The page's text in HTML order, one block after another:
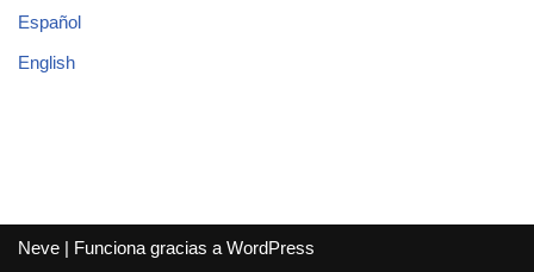
Español
English
Neve | Funciona gracias a WordPress